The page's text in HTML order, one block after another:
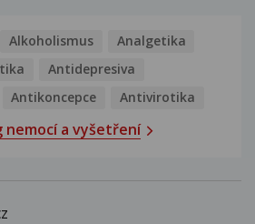
Alkoholismus
Analgetika
Antidepresiva
Antikoncepce Antivirotika
nemocí a vyšetření